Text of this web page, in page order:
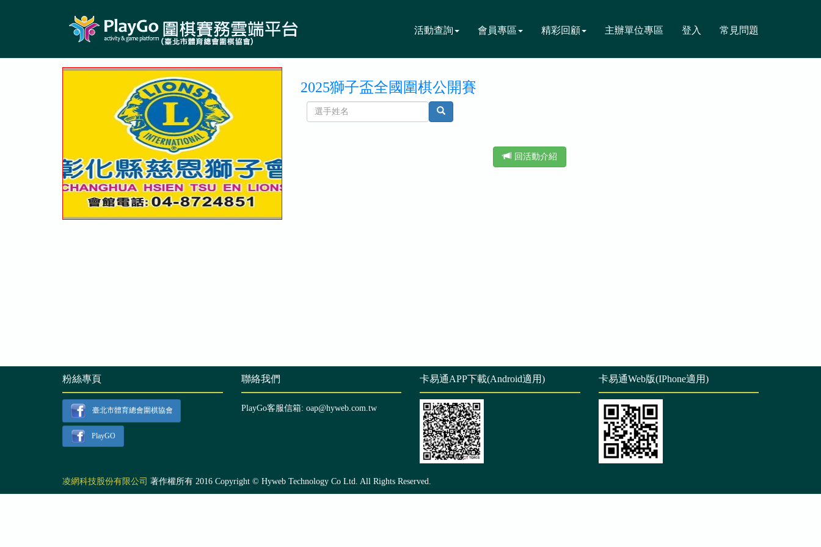
活動查詢 會員專區 精彩回顧 主辦單位專區 登入 常見問題
2025獅子盃全國圍棋公開賽
回活動介紹
粉絲專頁
臺北市體育總會圍棋協會
PlayGO
聯絡我們
PlayGo客服信箱: oap@hyweb.com.tw
卡易通APP下載(Android適用) 卡易通Web版(IPhone適用)
凌網科技股份有限公司 著作權所有 2016 Copyright © Hyweb Technology Co Ltd. All Rights Reserved.